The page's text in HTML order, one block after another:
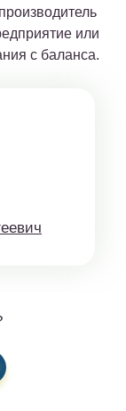
или
с баланса.